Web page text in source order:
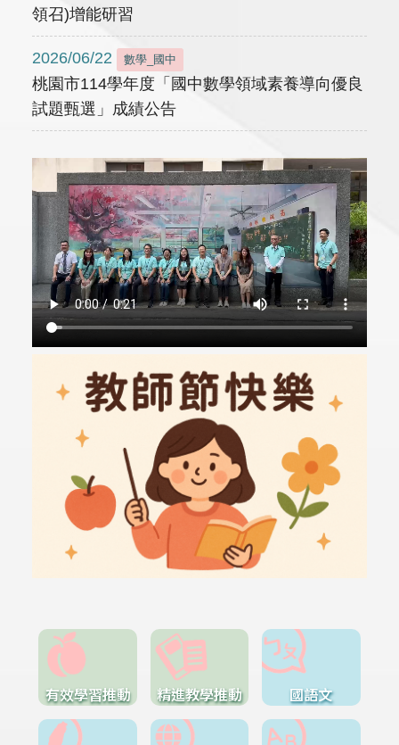
領召)增能研習
2026/06/22 數學_國中
桃園市114學年度「國中數學領域素養導向優良
試題甄選」成績公告
有效學習推動 精進教學推動 國語文